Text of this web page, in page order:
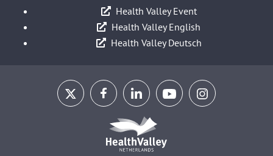
Health Valley Event
Health Valley English
Health Valley Deutsch